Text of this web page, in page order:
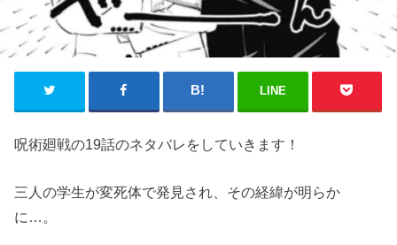
LINE
呪術廻戦の19話のネタバレをしていきます！
三人の学生が変死体で発見され、その経緯が明らか
に…。